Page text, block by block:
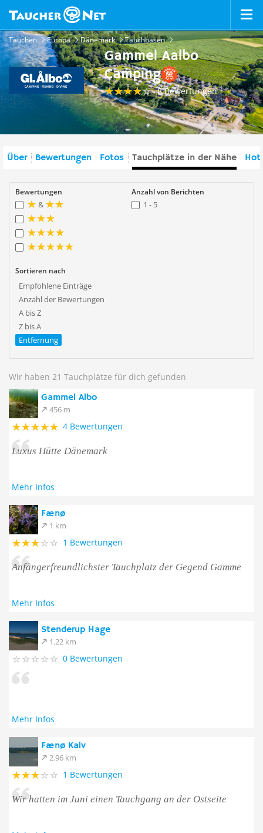
Tauchen Europa Dänemark Tauchbasen
Gammel Aalbo
Camping
8 Bewertungen
Über Bewertungen Fotos Tauchplätze in der Nähe
Bewertungen
&
Anzahl von Berichten
1 - 5
Sortieren nach
Empfohlene Einträge
Anzahl der Bewertungen
A bis Z
Z bis A
Entfernung
Wir haben 21 Tauchplätze für dich gefunden
Gammel Albo
456 m
4 Bewertungen
Luxus Hütte Dänemark
Mehr Infos
Fænø
1 km
1 Bewertungen
Anfängerfreundlichster Tauchplatz der Gegend Gamme
Mehr Infos
Stenderup Hage
1.22 km
0 Bewertungen
Mehr Infos
Fænø Kalv
2.96 km
1 Bewertungen
Wir hatten im Juni einen Tauchgang an der Ostseite